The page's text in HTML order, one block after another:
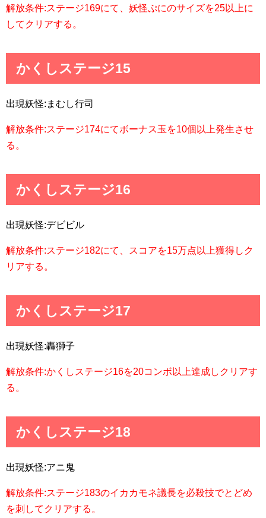
解放条件:ステージ169にて、妖怪ぷにのサイズを25以上に
してクリアする。
かくしステージ15
出現妖怪:まむし行司
解放条件:ステージ174にてボーナス玉を10個以上発生させ
る。
かくしステージ16
出現妖怪:デビビル
解放条件:ステージ182にて、スコアを15万点以上獲得しク
リアする。
かくしステージ17
出現妖怪:轟獅子
解放条件:かくしステージ16を20コンボ以上達成しクリアす
る。
かくしステージ18
出現妖怪:アニ鬼
解放条件:ステージ183のイカカモネ議長を必殺技でとどめ
を刺してクリアする。